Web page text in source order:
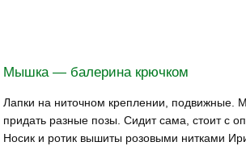
Мышка — балерина крючком
Лапки на ниточном креплении, подвижные.
придать разные позы. Сидит сама, стоит с
Носик и ротик вышиты розовыми нитками